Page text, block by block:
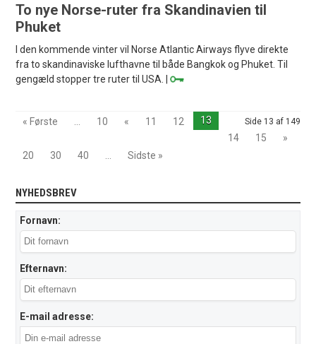
To nye Norse-ruter fra Skandinavien til
Phuket
I den kommende vinter vil Norse Atlantic Airways flyve direkte
fra to skandinaviske lufthavne til både Bangkok og Phuket. Til
gengæld stopper tre ruter til USA. |
Side 13 af 149
« Første 10 « 11 12
13
14
15
»
20
30 40 Sidste »
NYHEDSBREV
Fornavn:
Efternavn:
E-mail adresse: